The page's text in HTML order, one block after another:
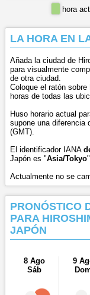
hora
LA HORA EN
Añada la ciudad de
para visualmente
de otra ciudad.
Coloque el ratón
horas de todas las
Huso horario actual
supone una diferencia
(GMT).
El identificador IANA
Japón es "Asia/Tokyo"
Actualmente no se
PRONÓSTICO
PARA
JAPÓN
8 Ago
Sáb
9